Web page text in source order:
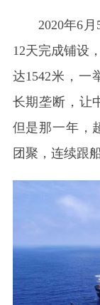
2020年6
12天完成铺设
达1542米，一
长期垄断，让
但是那一年，
团聚，连续跟